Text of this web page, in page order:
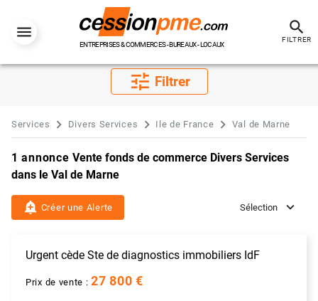
ENTREPRISES & COMMERCES - BUREAUX - LOCAUX
search
FILTRER
tune Filtrer
Services Divers Services Ile de France Val de Marne
1 annonce Vente fonds de commerce Divers Services
dans le Val de Marne
add_alert Créer une Alerte Sélection
Urgent cède Ste de diagnostics immobiliers IdF
Prix de vente :27 800 €